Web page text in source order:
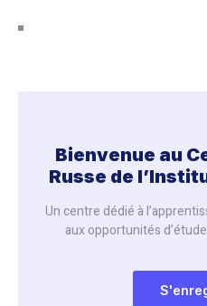
Bienvenue au
Russe de
Un centre dédié à
aux opportunités